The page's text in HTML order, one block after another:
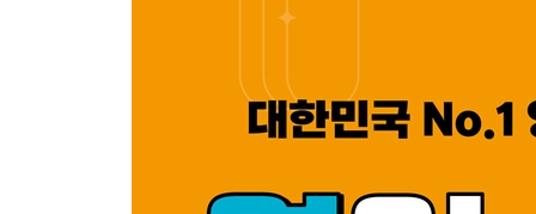
16. I feel like ~ ~하고 싶은 기분이다
19. I’m afraid of ~ ~이 무섭다
20. I’m proud of ~ ~이 자랑스럽다
22. I had to ~ ~해야 했다